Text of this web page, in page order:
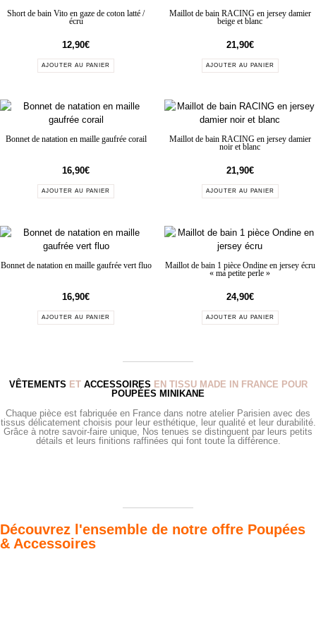
Short de bain Vito en gaze de coton latté /
écru
12,90€
AJOUTER AU PANIER
Maillot de bain RACING en jersey damier
beige et blanc
21,90€
AJOUTER AU PANIER
Bonnet de natation en maille gaufrée corail
16,90€
AJOUTER AU PANIER
Maillot de bain RACING en jersey damier
noir et blanc
21,90€
AJOUTER AU PANIER
Bonnet de natation en maille gaufrée vert fluo
16,90€
AJOUTER AU PANIER
Maillot de bain 1 pièce Ondine en jersey écru
« ma petite perle »
24,90€
AJOUTER AU PANIER
VÊTEMENTS ET ACCESSOIRES EN TISSU MADE IN FRANCE POUR
POUPÉES MINIKANE
Chaque pièce est fabriquée en France dans notre atelier Parisien avec des
tissus délicatement choisis pour leur esthétique, leur qualité et leur durabilité.
Grâce à notre savoir-faire unique, Nos tenues se distinguent par leurs petits
détails et leurs finitions raffinées qui font toute la différence.
Découvrez l'ensemble de notre offre Poupées
& Accessoires